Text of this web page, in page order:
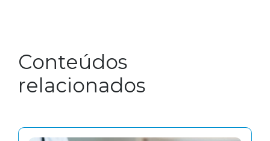
Conteúdos
relacionados